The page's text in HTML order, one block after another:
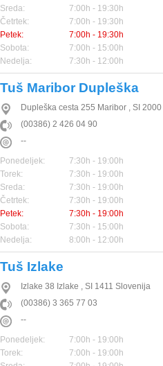
Sreda:
7:00h - 19:30h
Četrtek:
7:00h - 19:30h
Petek:
7:00h - 19:30h
Sobota:
7:00h - 15:00h
Nedelja:
7:30h - 12:00h
Tuš Maribor Dupleška
Dupleška cesta 255 Maribor , SI 2000
(00386) 2 426 04 90
--
Ponedeljek:
7:30h - 19:00h
Torek:
7:30h - 19:00h
Sreda:
7:30h - 19:00h
Četrtek:
7:30h - 19:00h
Petek:
7:30h - 19:00h
Sobota:
7:30h - 15:00h
Nedelja:
8:00h - 12:00h
Tuš Izlake
Izlake 38 Izlake , SI 1411 Slovenija
(00386) 3 365 77 03
--
Ponedeljek:
7:00h - 19:00h
Torek:
7:00h - 19:00h